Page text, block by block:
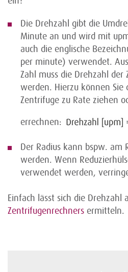
Die Drehzahl gibt die
Minute an und wird mit
auch die englische
per minute) verwendet.
Zahl muss die Drehzahl
werden. Hierzu können Sie
Zentrifuge zu Rate ziehen
errechnen:
Der Radius kann bspw. am
werden. Wenn
verwendet werden,
Einfach lässt sich die Drehzahl
Zentrifugenrechners ermitteln.